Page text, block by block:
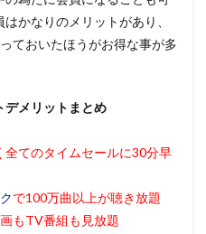
かなりのメリットがあり、
ておいたほうがお得な事が多
デメリットまとめ
全てのタイムセールに30分早
で100万曲以上が聴き放題
もTV番組も見放題